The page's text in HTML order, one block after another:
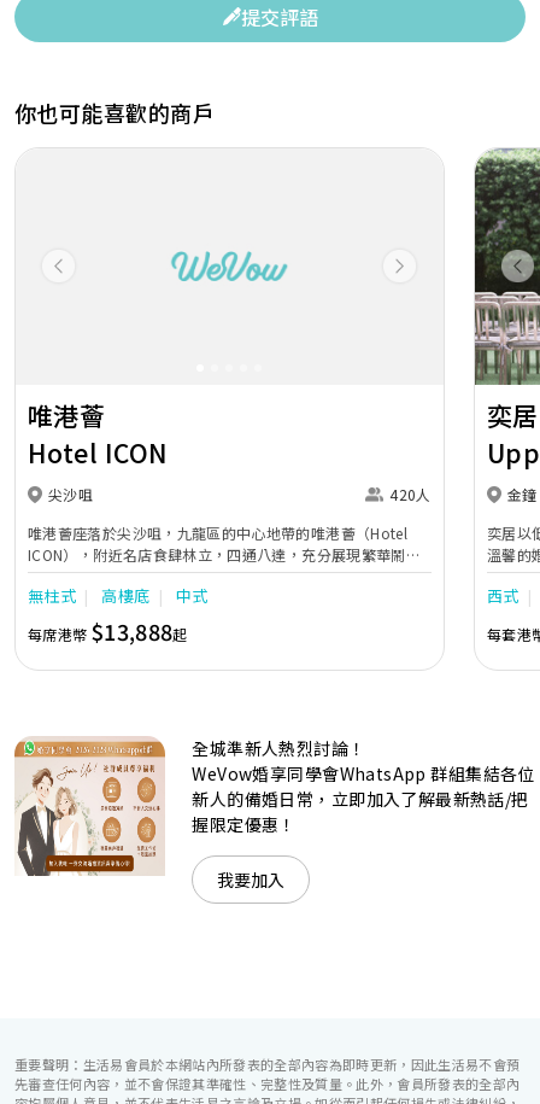
提交評語
你也可能喜歡的商戶
Previous Next
唯港薈
Hotel ICON
尖沙咀
420人
唯港薈座落於尖沙咀，九龍區的中心地帶的唯港薈（Hotel
ICON），附近名店食肆林立，四通八達，充分展現繁華鬧巿
中的活力個性，成為一眾準新人舉辦婚宴的熱門之選。專業團
隊由策劃統籌至所有婚宴每個細節，唯港薈都力臻完美，保證
讓您留下獨特的醉人回憶。 擁有時尚高樓頂的Silverbox宴會
廳，配置了全套先進的視聽影音及燈光設備配套，並採用極富
現代時尚感的水晶玻璃燈，演繹出與別不同的經典神韻。不論
準新人的個性及預算﹔保證為您打造夢寐以求的特別日子，令
賓客永誌難忘！
無柱式 高樓底 中式
每席港幣 $13,888起
奕居
金鐘
奕居以
溫馨的
團隊會
西式
每套港
全城準新人熱烈討論！
WeVow婚享同學會WhatsApp 群組集結各位
新人的備婚日常，立即加入了解最新熱話/把
握限定優惠！
我要加入
重要聲明：生活易會員於本網站內所發表的全部內容為即時更新，因此生活易不會預
先審查任何內容，並不會保證其準確性、完整性及質量。此外，會員所發表的全部內